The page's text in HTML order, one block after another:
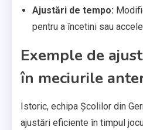
Ajustări de tempo:
pentru a încetini sau
Exemple de
în meciurile
Istoric, echipa Școlilor din
ajustări eficiente în timpul